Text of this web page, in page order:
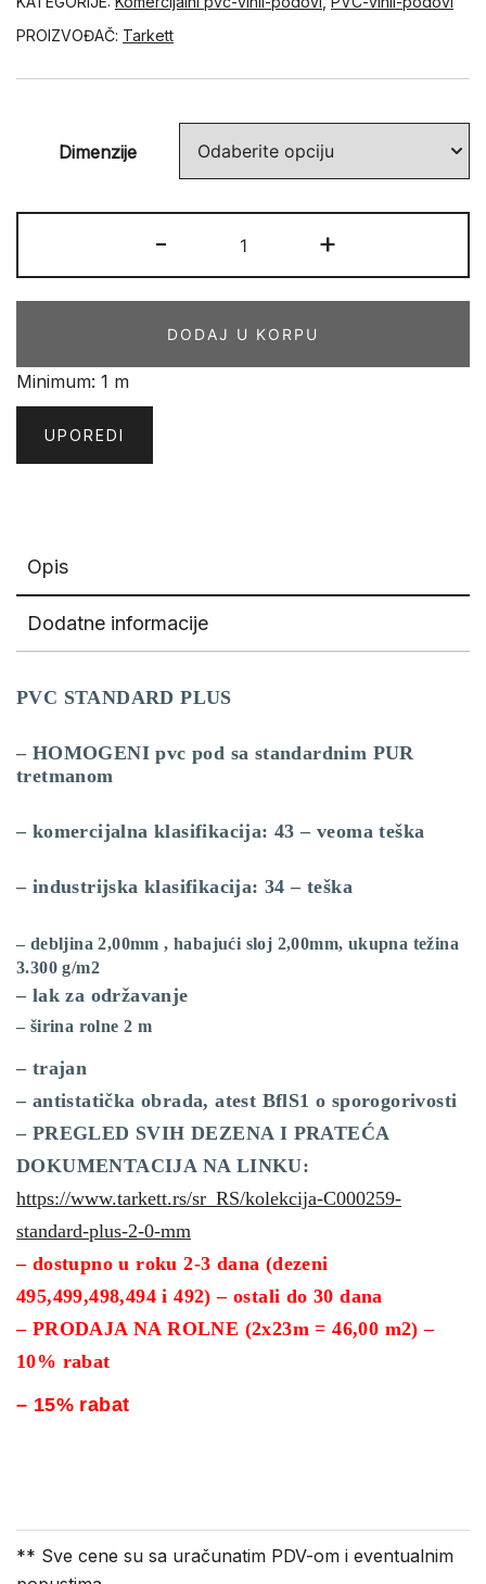
PROIZVOĐAČ: Tarkett
Dimenzije
-
PLUS
917
količina
+
DODAJ U KORPU
Minimum: 1 m
UPOREDI
Opis
Dodatne informacije
PVC STANDARD PLUS
– HOMOGENI pvc pod sa standardnim PUR
tretmanom
– komercijalna klasifikacija: 43 – veoma teška
– industrijska klasifikacija: 34 – teška
– debljina 2,00mm , habajući sloj 2,00mm, ukupna težina
3.300 g/m2
– lak za održavanje
– širina rolne 2 m
– trajan
– antistatička obrada, atest BflS1 o sporogorivosti
– PREGLED SVIH DEZENA I PRATEĆA
DOKUMENTACIJA NA LINKU:
https://www.tarkett.rs/sr_RS/kolekcija-C000259-
standard-plus-2-0-mm
– dostupno u roku 2-3 dana (dezeni
495,499,498,494 i 492) – ostali do 30 dana
– PRODAJA NA ROLNE (2x23m = 46,00 m2) –
10% rabat
– 15% rabat
** Sve cene su sa uračunatim PDV-om i eventualnim